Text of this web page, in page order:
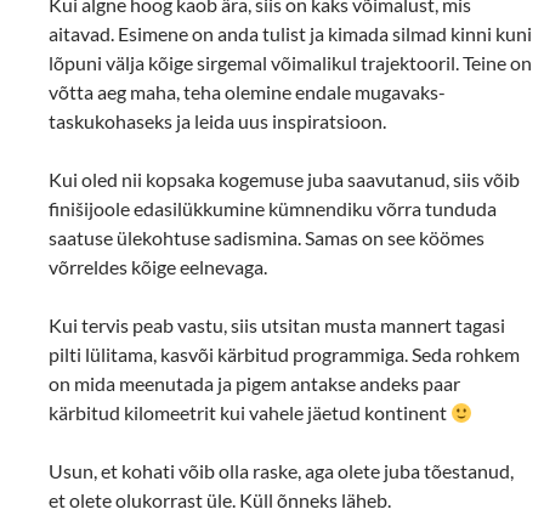
aitavad. Esimene on anda tulist ja kimada silmad kinni kuni
lõpuni välja kõige sirgemal võimalikul trajektooril. Teine on
võtta aeg maha, teha olemine endale mugavaks-
taskukohaseks ja leida uus inspiratsioon.
Kui oled nii kopsaka kogemuse juba saavutanud, siis võib
finišijoole edasilükkumine kümnendiku võrra tunduda
saatuse ülekohtuse sadismina. Samas on see köömes
võrreldes kõige eelnevaga.
Kui tervis peab vastu, siis utsitan musta mannert tagasi
pilti lülitama, kasvõi kärbitud programmiga. Seda rohkem
on mida meenutada ja pigem antakse andeks paar
kärbitud kilomeetrit kui vahele jäetud kontinent
Usun, et kohati võib olla raske, aga olete juba tõestanud,
et olete olukorrast üle. Küll õnneks läheb.